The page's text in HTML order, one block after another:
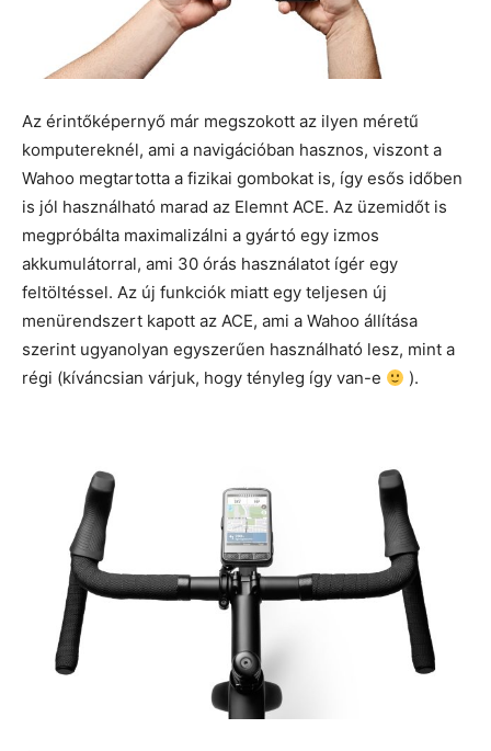
Az érintőképernyő már megszokott az ilyen méretű
komputereknél, ami a navigációban hasznos, viszont a
Wahoo megtartotta a fizikai gombokat is, így esős időben
is jól használható marad az Elemnt ACE. Az üzemidőt is
megpróbálta maximalizálni a gyártó egy izmos
akkumulátorral, ami 30 órás használatot ígér egy
feltöltéssel. Az új funkciók miatt egy teljesen új
menürendszert kapott az ACE, ami a Wahoo állítása
szerint ugyanolyan egyszerűen használható lesz, mint a
régi (kíváncsian várjuk, hogy tényleg így van-e
).